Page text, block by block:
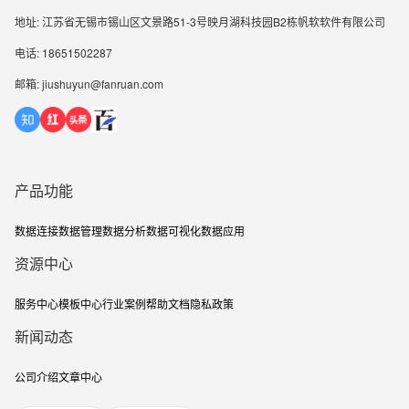
地址: 江苏省无锡市锡山区文景路51-3号映月湖科技园B2栋帆软软件有限公司
电话: 18651502287
邮箱: jiushuyun@fanruan.com
产品功能
数据连接数据管理数据分析数据可视化数据应用
资源中心
服务中心模板中心行业案例帮助文档隐私政策
新闻动态
公司介绍文章中心